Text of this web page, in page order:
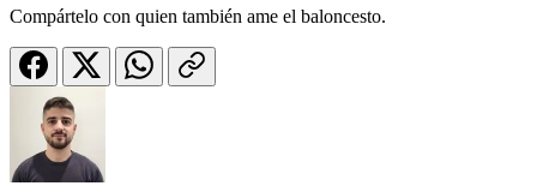
Compártelo con quien también ame el baloncesto.